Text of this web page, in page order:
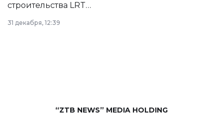
строительства LRT
в Астане из
республиканского
31 декабря, 12:39
“ZTB NEWS” MEDIA HOLDING